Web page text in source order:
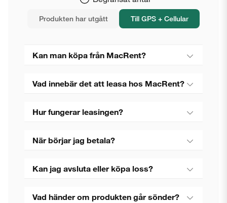
Produkten har utgått Till GPS + Cellular
Kan man köpa från MacRent?
Vad innebär det att leasa hos MacRent?
Hur fungerar leasingen?
När börjar jag betala?
Kan jag avsluta eller köpa loss?
Vad händer om produkten går sönder?